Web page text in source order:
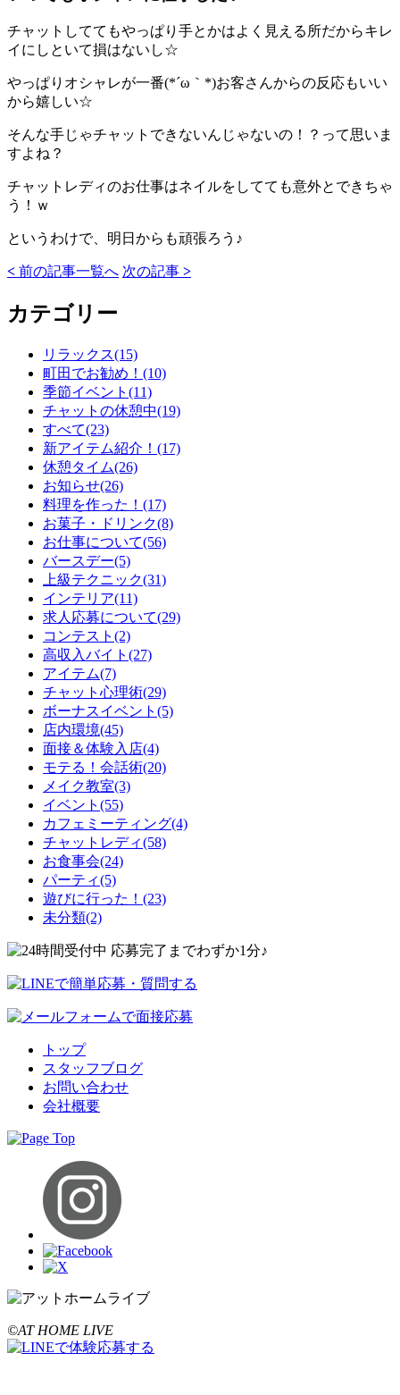
チャットしててもやっぱり手とかはよく見える所だからキレ
イにしといて損はないし☆
やっぱりオシャレが一番(*´ω｀*)お客さんからの反応もいい
から嬉しい☆
そんな手じゃチャットできないんじゃないの！？って思いま
すよね？
チャットレディのお仕事はネイルをしてても意外とできちゃ
う！ｗ
というわけで、明日からも頑張ろう♪
< 前の記事一覧へ 次の記事 >
カテゴリー
リラックス(15)
町田でお勧め！(10)
季節イベント(11)
チャットの休憩中(19)
すべて(23)
新アイテム紹介！(17)
休憩タイム(26)
お知らせ(26)
料理を作った！(17)
お菓子・ドリンク(8)
お仕事について(56)
バースデー(5)
上級テクニック(31)
インテリア(11)
求人応募について(29)
コンテスト(2)
高収入バイト(27)
アイテム(7)
チャット心理術(29)
ボーナスイベント(5)
店内環境(45)
面接＆体験入店(4)
モテる！会話術(20)
メイク教室(3)
イベント(55)
カフェミーティング(4)
チャットレディ(58)
お食事会(24)
パーティ(5)
遊びに行った！(23)
未分類(2)
トップ
スタッフブログ
お問い合わせ
会社概要
©AT HOME LIVE